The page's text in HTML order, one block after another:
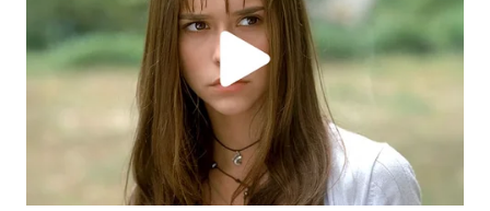
WAHANA
INFRASTRUKTUR